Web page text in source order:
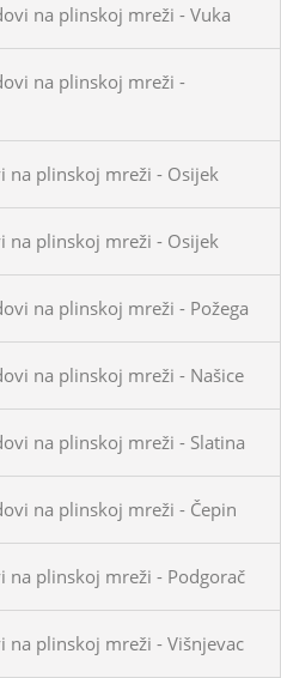
na plinskoj mreži - Vuka
na plinskoj mreži -
na plinskoj mreži - Osijek
na plinskoj mreži - Osijek
na plinskoj mreži - Požega
na plinskoj mreži - Našice
na plinskoj mreži - Slatina
na plinskoj mreži - Čepin
plinskoj mreži - Podgorač
plinskoj mreži - Višnjevac